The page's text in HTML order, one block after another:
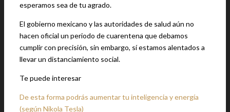
esperamos sea de tu agrado.
El gobierno mexicano y las autoridades de salud aún no
hacen oficial un periodo de cuarentena que debamos
cumplir con precisión, sin embargo, sí estamos alentados a
llevar un distanciamiento social.
Te puede interesar
De esta forma podrás aumentar tu inteligencia y energía
(según Nikola Tesla)